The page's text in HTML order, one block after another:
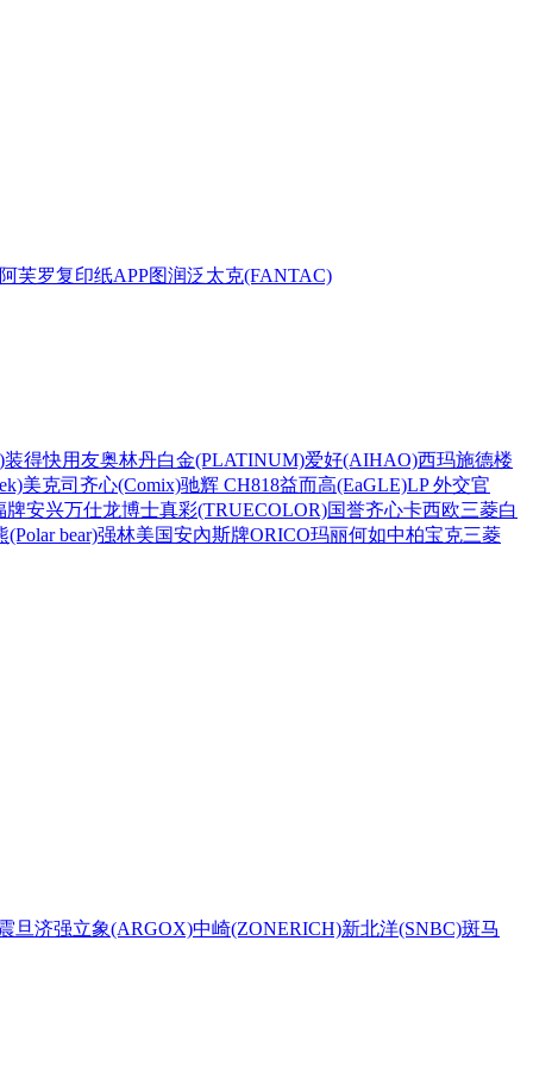
阿芙罗复印纸APP图润泛太克(FANTAC)
装得快用友奥林丹白金(PLATINUM)爱好(AIHAO)西玛施德楼
美克司 齐心(Comix)驰辉 CH818益而高(EaGLE)LP 外交官
牌安兴万仕龙博士真彩(TRUECOLOR)国誉齐心卡西欧三菱白
(Polar bear)强林美国安內斯牌ORICO玛丽何如中柏宝克三菱
旦济强立象(ARGOX)中崎(ZONERICH)新北洋(SNBC)斑马